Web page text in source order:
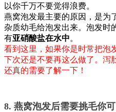
以你千万不要觉得浪费。
燕窝泡发最主要的原因，是为
杂质幼毛给泡发出来。泡发时
有亚硝酸盐在水中。
看到这里，如果你是时常把泡
下次还是不要再这么做了。泻
还真的需要了解一下！
8. 燕窝泡发后需要挑毛你